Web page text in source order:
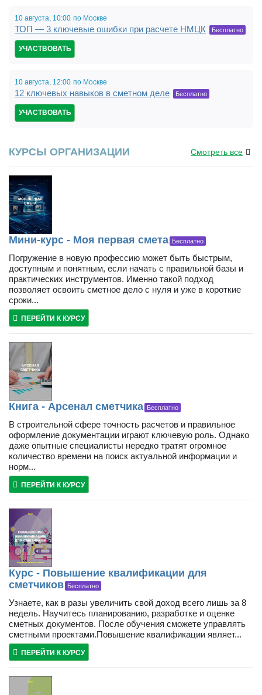
10 августа, 10:00 по Москве
ТОП — 3 ключевые ошибки при расчете НМЦК Бесплатно
УЧАСТВОВАТЬ
10 августа, 12:00 по Москве
12 ключевых навыков в сметном деле Бесплатно
УЧАСТВОВАТЬ
КУРСЫ ОРГАНИЗАЦИИ Смотреть все
Мини-курс - Моя первая смета Бесплатно
Погружение в новую профессию может быть быстрым,
доступным и понятным, если начать с правильной базы и
практических инструментов. Именно такой подход
позволяет освоить сметное дело с нуля и уже в короткие
сроки...
ПЕРЕЙТИ К КУРСУ
Книга - Арсенал сметчика Бесплатно
В строительной сфере точность расчетов и правильное
оформление документации играют ключевую роль. Однако
даже опытные специалисты нередко тратят огромное
количество времени на поиск актуальной информации и
норм...
ПЕРЕЙТИ К КУРСУ
Курс - Повышение квалификации для
сметчиков Бесплатно
Узнаете, как в разы увеличить свой доход всего лишь за 8
недель. Научитесь планированию, разработке и оценке
сметных документов. После обучения сможете управлять
сметными проектами.Повышение квалификации являет...
ПЕРЕЙТИ К КУРСУ